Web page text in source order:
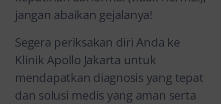
jangan abaikan gejalanya!
Segera periksakan diri Anda ke
Klinik Apollo Jakarta untuk
mendapatkan diagnosis yang tepat
dan solusi medis yang aman serta